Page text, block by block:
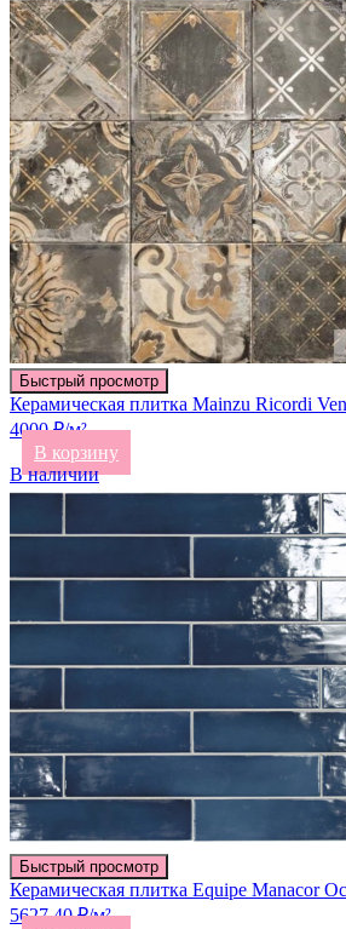
Быстрый просмотр
Керамическая плитка Mainzu Ricordi
4000 ₽/м²
В корзину
В наличии
Быстрый просмотр
Керамическая плитка Equipe Manacor
5627.40 ₽/м²